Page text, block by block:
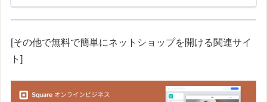
[その他で無料で簡単にネットショップを開ける関連サイ
ト]